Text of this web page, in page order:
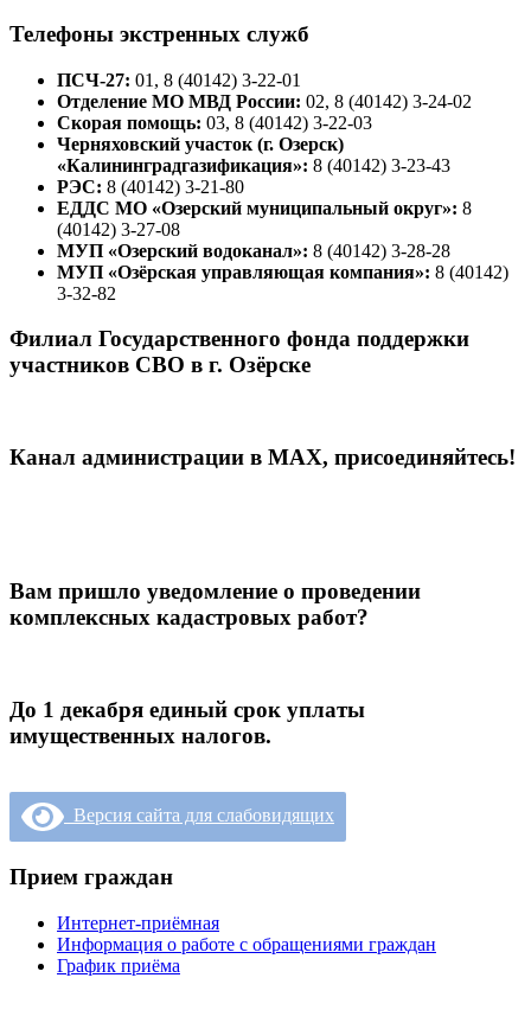
Телефоны экстренных служб
ПСЧ-27: 01, 8 (40142) 3-22-01
Отделение МО МВД России: 02, 8 (40142) 3-24-02
Скорая помощь: 03, 8 (40142) 3-22-03
Черняховский участок (г. Озерск)
«Калининградгазификация»: 8 (40142) 3-23-43
РЭС: 8 (40142) 3-21-80
ЕДДС МО «Озерский муниципальный округ»: 8
(40142) 3-27-08
МУП «Озерский водоканал»: 8 (40142) 3-28-28
МУП «Озёрская управляющая компания»: 8 (40142)
3-32-82
Филиал Государственного фонда поддержки
участников СВО в г. Озёрске
Канал администрации в МАХ, присоединяйтесь!
Вам пришло уведомление о проведении
комплексных кадастровых работ?
До 1 декабря единый срок уплаты
имущественных налогов.
Версия сайта для слабовидящих
Прием граждан
Интернет-приёмная
Информация о работе с обращениями граждан
График приёма